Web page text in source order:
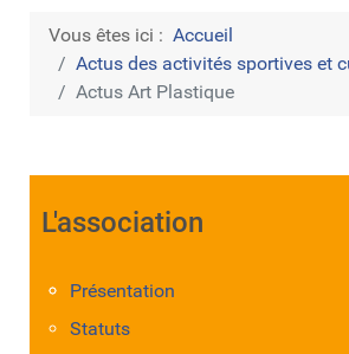
Vous êtes ici : Accueil
Actus des activités sportives et
Actus Art Plastique
L'association
Présentation
Statuts